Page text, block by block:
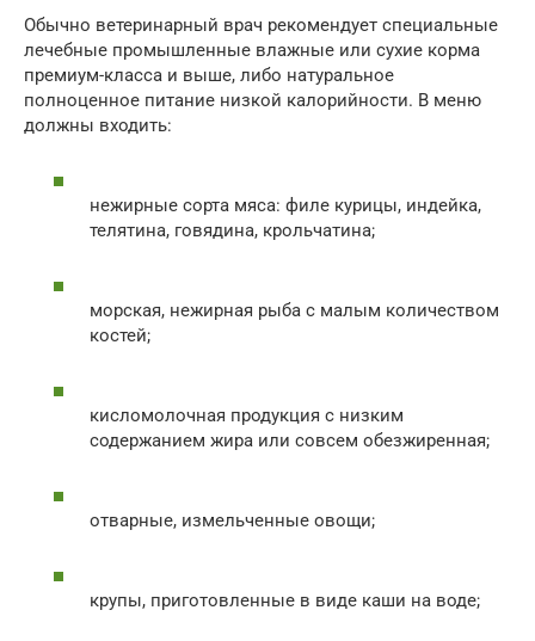
Обычно ветеринарный врач рекомендует специальные
лечебные промышленные влажные или сухие корма
премиум-класса и выше, либо натуральное
полноценное питание низкой калорийности. В меню
должны входить:
нежирные сорта мяса: филе курицы, индейка,
телятина, говядина, крольчатина;
морская, нежирная рыба с малым количеством
костей;
кисломолочная продукция с низким
содержанием жира или совсем обезжиренная;
отварные, измельченные овощи;
крупы, приготовленные в виде каши на воде;